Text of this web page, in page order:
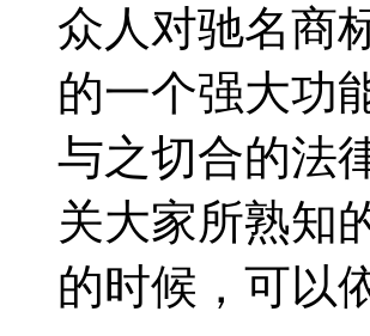
众人对驰名商
的一个强大功
与之切合的法
关大家所熟知
的时候，可以